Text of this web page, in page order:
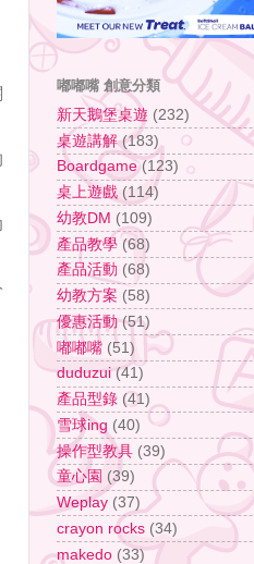
嘟嘟嘴 創意分類
新天鵝堡桌遊 (232)
桌遊講解 (183)
Boardgame (123)
桌上遊戲 (114)
幼教DM (109)
產品教學 (68)
產品活動 (68)
幼教方案 (58)
優惠活動 (51)
嘟嘟嘴 (51)
duduzui (41)
產品型錄 (41)
雪球ing (40)
操作型教具 (39)
童心園 (39)
Weplay (37)
crayon rocks (34)
makedo (33)